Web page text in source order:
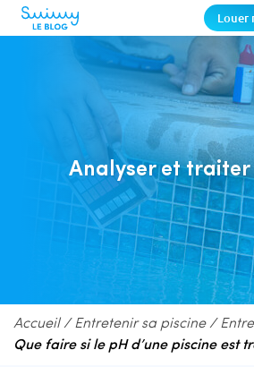
Louer
Analyser et traiter
Accueil/ Entretenir sa piscine/
Que faire si le pH d’une piscine est